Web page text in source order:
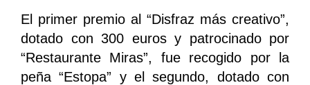
El primer premio al “Disfraz más creativo”,
dotado con 300 euros y patrocinado por
“Restaurante Miras”, fue recogido por la
peña “Estopa” y el segundo, dotado con